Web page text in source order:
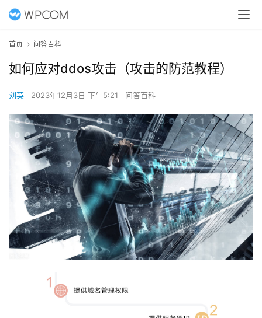
首页 问答百科
如何应对ddos攻击（攻击的防范教程）
刘英 2023年12月3日 下午5:21 问答百科